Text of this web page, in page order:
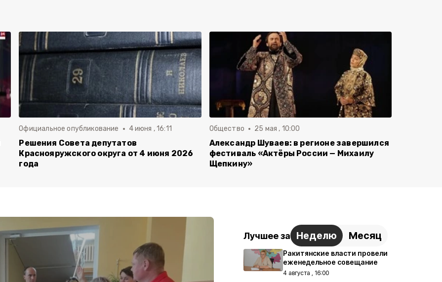
Официальное опубликование 4 июня , 16:11
Решения Совета депутатов
Краснояружского округа от 4 июня 2026
года
Общество 25 мая , 10:00
Александр Шуваев: в регионе завершился
фестиваль «Актёры России — Михаилу
Щепкину»
Лучшее за Неделю Месяц
Ракитянские власти провели
еженедельное совещание
4 августа , 16:00